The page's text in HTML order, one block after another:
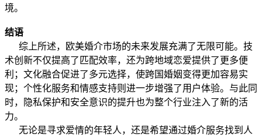
境。
结语
综上所述，欧美婚介市场的未来发展充满了无限可能。技
术创新不仅提高了匹配效率，还为跨地域恋爱提供了更多便
利；文化融合促进了多元选择，使跨国婚姻变得更加容易实
现；个性化服务和情感支持则进一步增强了用户体验。与此同
时，隐私保护和安全意识的提升也为整个行业注入了新的活
力。
无论是寻求爱情的年轻人，还是希望通过婚介服务找到人